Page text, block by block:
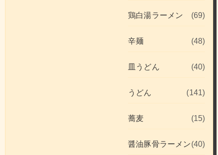
鶏白湯ラーメン (69)
辛麺 (48)
皿うどん (40)
うどん (141)
蕎麦 (15)
醤油豚骨ラーメン(40)